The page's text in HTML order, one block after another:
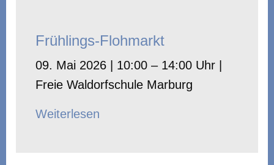
Frühlings-Flohmarkt
09. Mai 2026 | 10:00 – 14:00 Uhr |
Freie Waldorfschule Marburg
Weiterlesen